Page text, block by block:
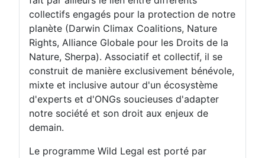
collectifs engagés pour la protection de notre
planète (Darwin Climax Coalitions, Nature
Rights, Alliance Globale pour les Droits de la
Nature, Sherpa). Associatif et collectif, il se
construit de manière exclusivement bénévole,
mixte et inclusive autour d'un écosystème
d'experts et d'ONGs soucieuses d'adapter
notre société et son droit aux enjeux de
demain.
Le programme Wild Legal est porté par